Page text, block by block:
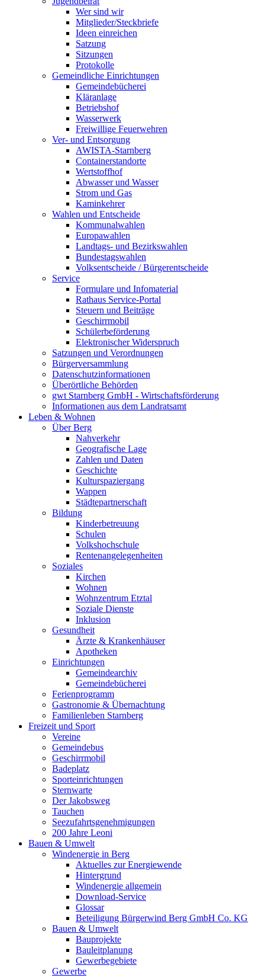
Wer sind wir
Mitglieder/Steckbriefe
Ideen einreichen
Satzung
Sitzungen
Protokolle
Gemeindliche Einrichtungen
Gemeindebücherei
Kläranlage
Betriebshof
Wasserwerk
Freiwillige Feuerwehren
Ver- und Entsorgung
AWISTA-Starnberg
Containerstandorte
Wertstoffhof
Abwasser und Wasser
Strom und Gas
Kaminkehrer
Wahlen und Entscheide
Kommunalwahlen
Europawahlen
Landtags- und Bezirkswahlen
Bundestagswahlen
Volksentscheide / Bürgerentscheide
Service
Formulare und Infomaterial
Rathaus Service-Portal
Steuern und Beiträge
Geschirrmobil
Schülerbeförderung
Elektronischer Widerspruch
Satzungen und Verordnungen
Bürgerversammlung
Datenschutzinformationen
Überörtliche Behörden
gwt Starnberg GmbH - Wirtschaftsförderung
Informationen aus dem Landratsamt
Leben & Wohnen
Über Berg
Nahverkehr
Geografische Lage
Zahlen und Daten
Geschichte
Kulturspaziergang
Wappen
Städtepartnerschaft
Bildung
Kinderbetreuung
Schulen
Volkshochschule
Rentenangelegenheiten
Soziales
Kirchen
Wohnen
Wohnzentrum Etztal
Soziale Dienste
Inklusion
Gesundheit
Ärzte & Krankenhäuser
Apotheken
Einrichtungen
Gemeindearchiv
Gemeindebücherei
Ferienprogramm
Gastronomie & Übernachtung
Familienleben Starnberg
Freizeit und Sport
Vereine
Gemeindebus
Geschirrmobil
Badeplatz
Sporteinrichtungen
Sternwarte
Der Jakobsweg
Tauchen
Seezufahrtsgenehmigungen
200 Jahre Leoni
Bauen & Umwelt
Windenergie in Berg
Aktuelles zur Energiewende
Hintergrund
Windenergie allgemein
Download-Service
Glossar
Beteiligung Bürgerwind Berg GmbH Co. KG
Bauen & Umwelt
Bauprojekte
Bauleitplanung
Gewerbegebiete
Gewerbe